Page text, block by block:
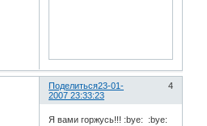
Поделиться 4
23-01-
2007 23:33:23
Я вами горжусь!!! :bye: :bye: